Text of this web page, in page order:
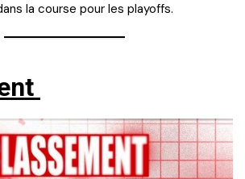
la course pour les playoffs.